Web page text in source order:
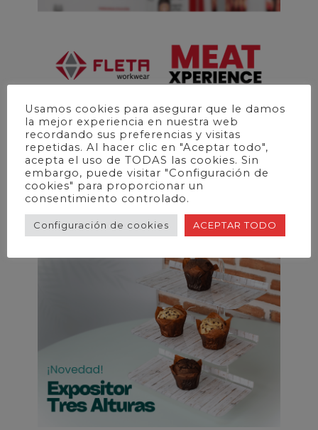
Delantales Fleta en la Meat Xperience
Leer más
Usamos cookies para asegurar que le damos
la mejor experiencia en nuestra web
recordando sus preferencias y visitas
repetidas. Al hacer clic en "Aceptar todo",
acepta el uso de TODAS las cookies. Sin
embargo, puede visitar "Configuración de
cookies" para proporcionar un
consentimiento controlado.
Configuración de cookies ACEPTAR TODO